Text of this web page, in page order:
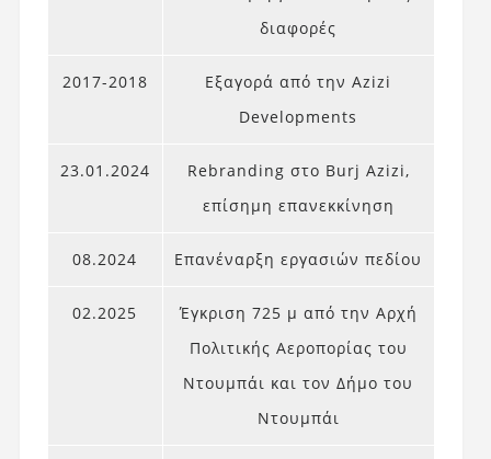
διαφορές
2017-2018
Εξαγορά από την Azizi
Developments
23.01.2024
Rebranding στο Burj Azizi,
επίσημη επανεκκίνηση
08.2024 Επανέναρξη εργασιών πεδίου
02.2025
Έγκριση 725 μ από την Αρχή
Πολιτικής Αεροπορίας του
Ντουμπάι και τον Δήμο του
Ντουμπάι